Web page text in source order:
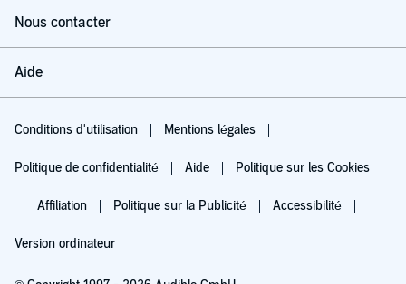
Nous contacter
Aide
Conditions d'utilisation Mentions légales
Politique de confidentialité Aide Politique sur les Cookies
Affiliation Politique sur la Publicité Accessibilité
Version ordinateur